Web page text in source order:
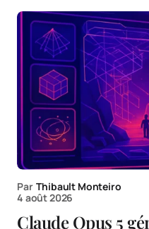
Par Thibault Monteiro
4 août 2026
Claude Opus 5